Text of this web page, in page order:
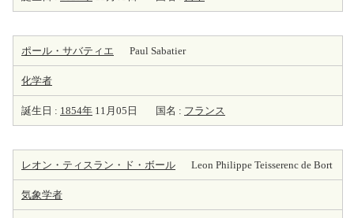
ポール・サバティエ Paul Sabatier
化学者
誕生日 : 1854年 11月05日 国名 : フランス
レオン・ティスラン・ド・ボール Leon Philippe Teisserenc de Bort
気象学者